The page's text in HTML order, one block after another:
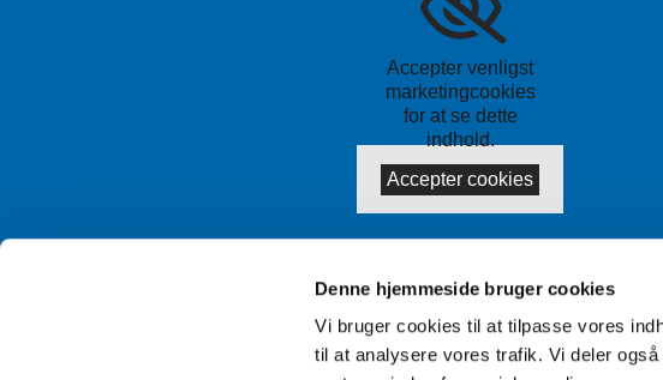
Denne hjemmeside bruger cookies
Vi bruger cookies til at tilpasse vores
til at analysere vores trafik. Vi deler
Accepter venligst
marketingcookies
for at se dette
indhold.
Accepter cookies